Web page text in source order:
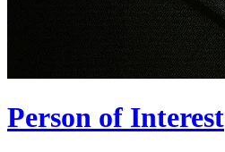
Person of Interest